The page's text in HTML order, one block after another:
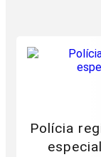
Polícia